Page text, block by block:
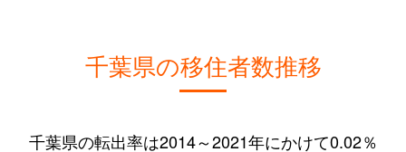
千葉県の移住者数推移
千葉県の転出率は2014～2021年にかけて0.02％